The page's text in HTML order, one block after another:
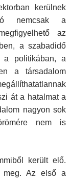
kerülnek
nemcsak a
az
a szabadidő
a politikában, a
a társadalom
át a hatalmat a
nagyon sok
nem is
került elő.
meg. Az első a